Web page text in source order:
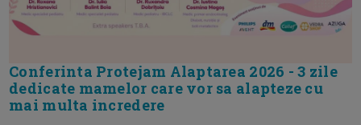
Conferinta Protejam Alaptarea 2026 - 3 zile
dedicate mamelor care vor sa alapteze cu
mai multa incredere